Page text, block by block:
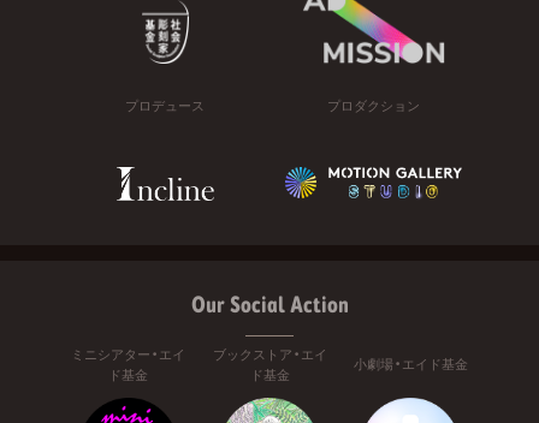
プロデュース プロダクション
Our Social Action
ミニシアター・エイ
ド基金
ブックストア・エイ
ド基金
小劇場・エイド基金